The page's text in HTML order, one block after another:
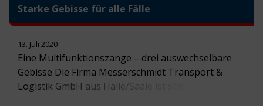
Starke Gebisse für alle Fälle
13. Juli 2020
Eine Multifunktionszange – drei auswechselbare
Gebisse Die Firma Messerschmidt Transport &
Logistik GmbH aus Halle/Saale ist seit über 25